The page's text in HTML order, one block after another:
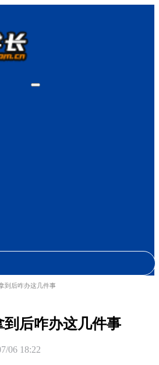
到后咋办这几件事
到后咋办这几件事
06 18:22